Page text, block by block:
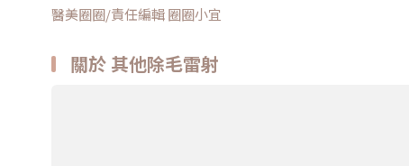
醫美圈圈/責任編輯 圈圈小宜
關於 其他除毛雷射